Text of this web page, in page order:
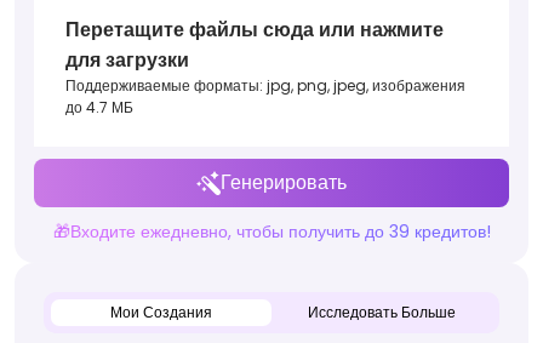
Перетащите файлы сюда или нажмите
для загрузки
Поддерживаемые форматы: jpg, png, jpeg, изображения
до 4.7 МБ
Генерировать
🎁Входите ежедневно, чтобы получить до 39 кредитов!
Мои Создания Исследовать Больше